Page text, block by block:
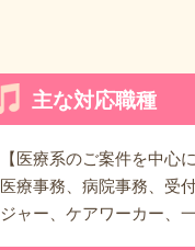
主な対応職種
【医療系のご案件を中心
医療事務、病院事務、受
ジャー、ケアワーカー、